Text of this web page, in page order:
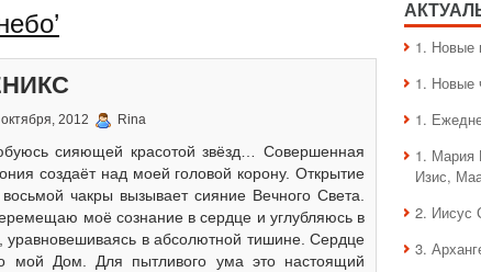
2012 Rina
сияющей красотой звёзд… Совершенная
создаёт над моей головой корону. Открытие
восьмой чакры вызывает сияние Вечного Света.
моё сознание в сердце и углубляюсь в
уравновешиваясь в абсолютной тишине. Сердце
мой Дом. Для пытливого ума это настоящий
1. Hовые
1. Hовые
1.
1. Мария
Изис,
2. Иисус
3.